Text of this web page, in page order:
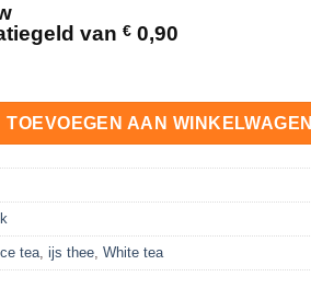
van € 0,90
6 Flesjes 50cl hoeveelheid
TOEVOEGEN AAN WINKELWAGEN
tea ijs thee White tea